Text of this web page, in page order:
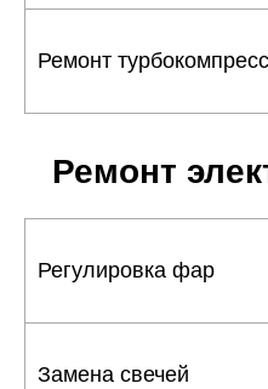
Ремонт
Ремонт
Регулировка фар
Замена свечей